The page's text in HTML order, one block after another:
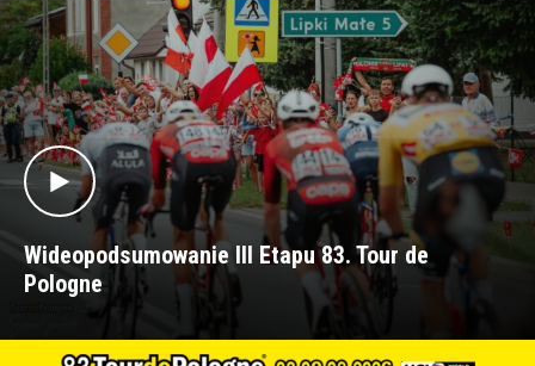
Wideopodsumowanie III Etapu 83. Tour de
Pologne